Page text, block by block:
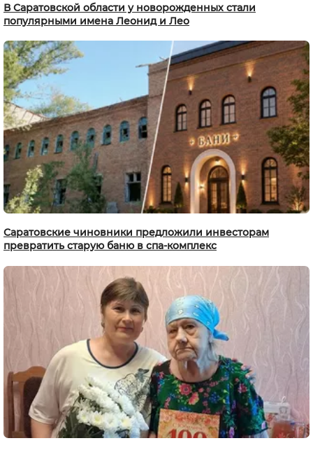
В Саратовской области у новорожденных стали
популярными имена Леонид и Лео
Саратовские чиновники предложили инвесторам
превратить старую баню в спа-комплекс